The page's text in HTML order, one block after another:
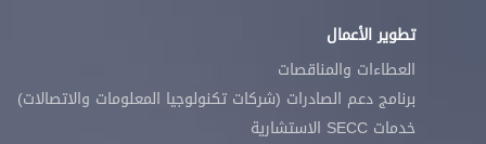
تطوير الأعمال
العطاءات والمناقصات
برنامج دعم الصادرات (شركات تكنولوجيا المعلومات والاتصالات)
خدمات SECC الاستشارية